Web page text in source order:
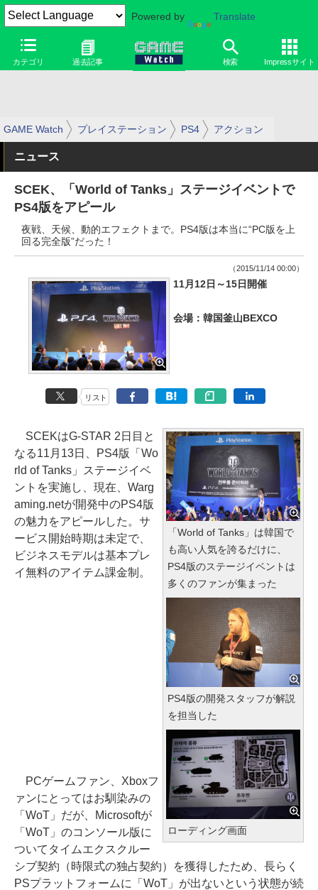
Powered by Translate
カテゴリ 過去記事 検索 Impressサイト
GAME Watch プレイステーション PS4 アクション
ニュース
SCEK、「World of Tanks」ステージイベントで
PS4版をアピール
夜戦、天候、動的エフェクトまで。PS4版は本当に“PC版を上
回る完全版”だった！
（2015/11/14 00:00）
11月12日～15日開催
会場：韓国釜山BEXCO
リスト
「World of Tanks」は韓国で
も高い人気を誇るだけに、
PS4版のステージイベントは
多くのファンが集まった
PS4版の開発スタッフが解説
を担当した
ローディング画面
SCEKはG-STAR 2日目と
なる11月13日、PS4版「Wo
rld of Tanks」ステージイベ
ントを実施し、現在、Warg
aming.netが開発中のPS4版
の魅力をアピールした。サ
ービス開始時期は未定で、
ビジネスモデルは基本プレ
イ無料のアイテム課金制。
PCゲームファン、Xboxフ
ァンにとってはお馴染みの
「WoT」だが、Microsoftが
「WoT」のコンソール版に
ついてタイムエクスクルー
シブ契約（時限式の独占契約）を獲得したため、長らく
PSプラットフォームに「WoT」が出ないという状態が続